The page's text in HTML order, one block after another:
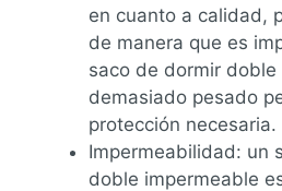
en cuanto a calidad,
de manera que es
saco de dormir doble
demasiado pesado
protección necesaria.
Impermeabilidad: un
doble impermeable